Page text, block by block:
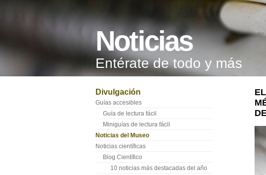
Noticias
Entérate de todo y más
Divulgación
Guías accesibles
Guía de lectura fácil
Miniguías de lectura fácil
Noticias del Museo
Noticias científicas
Blog Científico
10 noticias más destacadas del año